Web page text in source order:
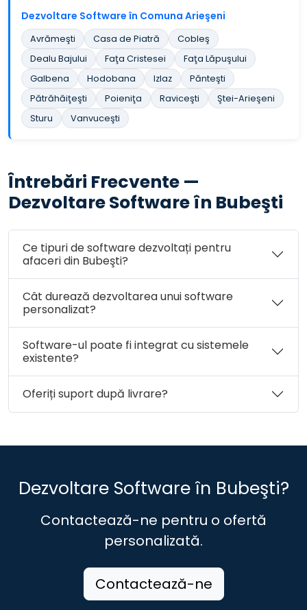
Dezvoltare Software în Comuna Arieşeni
Avrămeşti Casa de Piatră
Cobleş
Dealu Bajului
Faţa Cristesei
Faţa Lăpuşului
Galbena
Hodobana Izlaz
Pănteşti
Pătrăhăiţeşti
Poieniţa Raviceşti
Ştei-Arieşeni
Sturu
Vanvuceşti
Întrebări Frecvente —
Dezvoltare Software în Bubeşti
Ce tipuri de software dezvoltați pentru
afaceri din Bubeşti?
Cât durează dezvoltarea unui software
personalizat?
Software-ul poate fi integrat cu sistemele
existente?
Oferiți suport după livrare?
Dezvoltare Software în Bubeşti?
Contactează-ne pentru o ofertă
personalizată.
Contactează-ne